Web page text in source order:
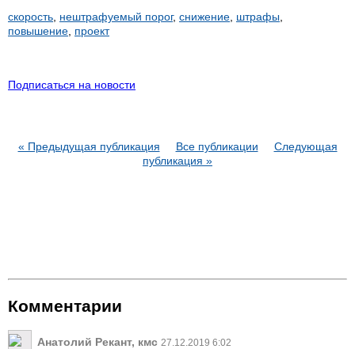
скорость нештрафуемый порог, снижение штрафы
повышение проект
Подписаться на новости
« Предыдущая публикация Все публикации
Следующая
публикация »
Комментарии
Анатолий Рекант, кмс 27.12.2019 6:02